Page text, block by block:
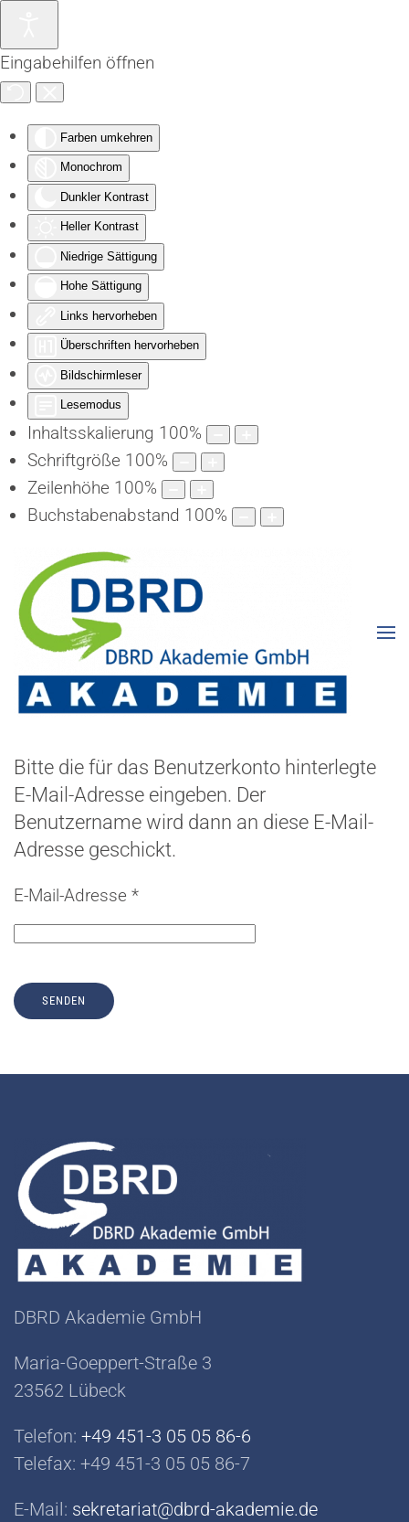
Eingabehilfen öffnen
Farben umkehren
Monochrom
Dunkler Kontrast
Heller Kontrast
Niedrige Sättigung
Hohe Sättigung
Links hervorheben
Überschriften hervorheben
Bildschirmleser
Lesemodus
Inhaltsskalierung 100%
Schriftgröße 100%
Zeilenhöhe 100%
Buchstabenabstand 100%
Zum Hauptinhalt springen
Bitte die für das Benutzerkonto hinterlegte
E-Mail-Adresse eingeben. Der
Benutzername wird dann an diese E-Mail-
Adresse geschickt.
E-Mail-Adresse *
SENDEN
DBRD Akademie GmbH
Maria-Goeppert-Straße 3
23562 Lübeck
Telefon: +49 451-3 05 05 86-6
Telefax: +49 451-3 05 05 86-7
E-Mail: sekretariat@dbrd-akademie.de